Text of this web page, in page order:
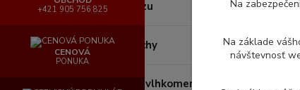
Lapače hmyzu
Batérie, sprchy
Teplomery - vlhkomery
+421 905 756 825
CENOVÁ
PONUKA
Na
Na základe
návštevnosť